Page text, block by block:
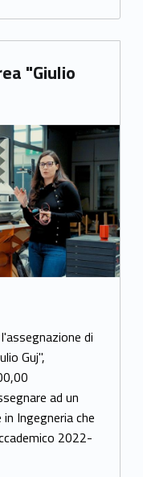
"Giulio
di
Guj",
ad un
Ingegneria che
2022-